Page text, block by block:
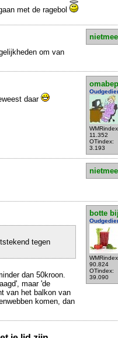
met de ragebol
om van
omabep
11.352
OTindex:
3.193
daar
botte
90.824
OTindex:
39.090
tegen
dan 50kroon.
maar 'de
van het balkon van
komen, dan